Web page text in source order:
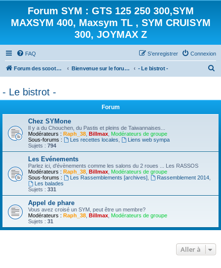
Forum SYM : GTS 125 250 300,SYM
MAXSYM 400, Maxsym TL , SYM CRUISYM
300, JOYMAX Z
FAQ Connexion
S’enregistrer
Forum des scooters SYM - GTS -MAXSYM - CRUISYM - JOYMAX - Maxsym TL Bienvenue sur le forum des scooters de la gamme SYM - Le bistrot -
e
h
- Le bistrot -
Forum
Chez SYMone
Il y a du Chouchen, du Pastis et pleins de Taiwannaises...
Modérateurs : Raph_38 Billmax Modérateurs de groupe
Sous-forums :
Les recettes locales
Liens web sympa
Sujets : 794
Les Evénements
Parlez ici, d'évènements comme les salons du 2 roues ... Les RASSOS
Modérateurs : Raph_38 Billmax Modérateurs de groupe
Sous-forums :
Les Rassemblements [archives], Rassemblement 2014,
Les balades
Sujets : 331
Appel de phare
Vous avez croisé un SYM, peut être un membre?
Modérateurs : Raph_38 Billmax Modérateurs de groupe
Sujets : 31
Aller à